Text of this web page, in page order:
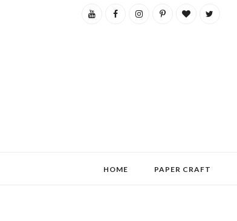
HOME PAPER CRAFT